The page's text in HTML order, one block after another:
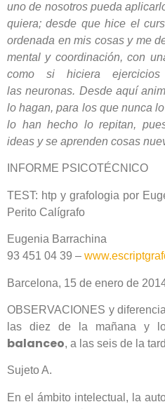
uno de nosotros pueda
quiera; desde que hice el
ordenada en mis cosas y me
mental y coordinación, con
como si hiciera
las neuronas. Desde aquí
lo hagan, para los que nunca
lo han hecho lo repitan,
ideas y se aprenden cosas
INFORME PSICOTÉCNICO
TEST: htp y grafologia por
Perito Calígrafo
Eugenia Barrachina
93 451 04 39 –
Barcelona, 15 de enero de
OBSERVACIONES y
las diez de la mañana y
balanceo, a las seis de la
Sujeto A.
En el ámbito intelectual, la